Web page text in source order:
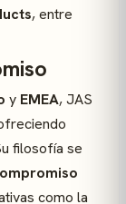
, entre
y EMEA, JAS
filosofía se
como la